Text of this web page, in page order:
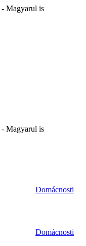
- Magyarul is
- Magyarul is
Domácnosti
Domácnosti